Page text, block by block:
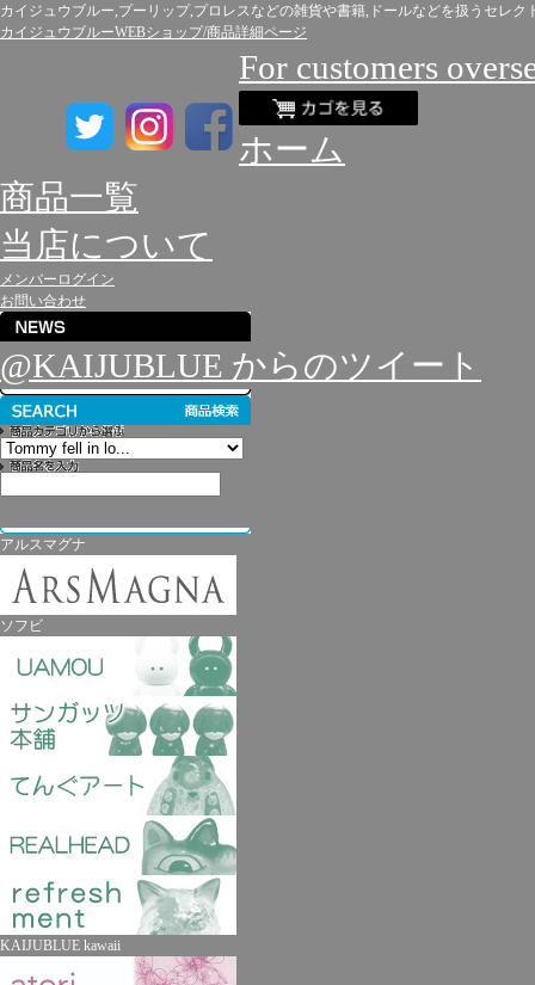
カイジュウブルー,プーリップ,プロレスなどの雑貨や書籍,ドールなどを扱うセレク
カイジュウブルーWEBショップ/商品詳細ページ
For customers
ホーム
商品一覧
当店について
メンバーログイン
お問い合わせ
@KAIJUBLUE からのツイート
アルスマグナ
ソフビ
KAIJUBLUE kawaii